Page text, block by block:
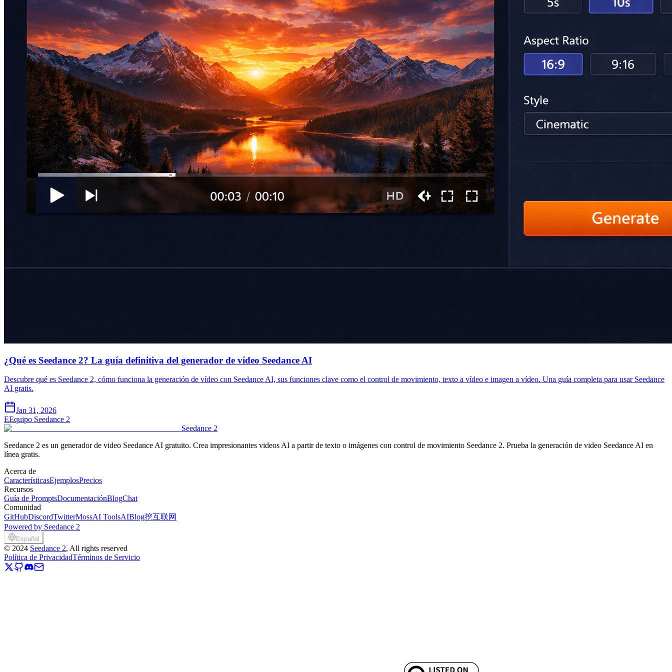
¿Qué es Seedance 2? La guía definitiva del generador de vídeo Seedance AI
Descubre qué es Seedance 2, cómo funciona la generación de vídeo con Seedance AI, sus funciones clave como el control de movimiento, texto a vídeo e imagen a vídeo. Una guía completa para usar Seedance
AI gratis.
Jan 31, 2026
EEquipo Seedance 2
Seedance 2
Seedance 2 es un generador de video Seedance AI gratuito. Crea impresionantes videos AI a partir de texto o imágenes con control de movimiento Seedance 2. Prueba la generación de video Seedance AI en
línea gratis.
Acerca de
CaracterísticasEjemplosPrecios
Recursos
Guía de PromptsDocumentaciónBlogChat
Comunidad
GitHubDiscordTwitterMossAI ToolsAIBlog挖互联网
Powered by Seedance 2
Español
© 2024 Seedance 2, All rights reserved
Política de PrivacidadTérminos de Servicio